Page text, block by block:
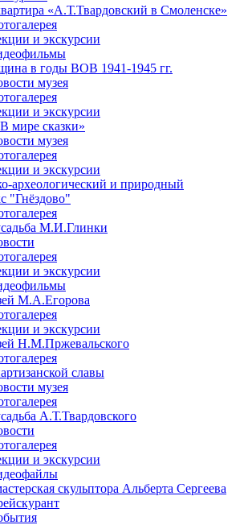
«А.Т.Твардовский в Смоленске»
и экскурсии
в годы ВОВ 1941-1945 гг.
музея
и экскурсии
мире сказки»
музея
и экскурсии
археологический и природный
"Гнёздово"
М.И.Глинки
и экскурсии
М.А.Егорова
и экскурсии
Н.М.Пржевальского
славы
музея
А.Т.Твардовского
и экскурсии
скульптора Альберта Сергеева